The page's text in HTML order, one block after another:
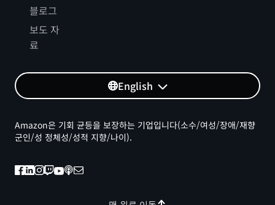
블로그
보도 자
료
English
Amazon은 기회 균등을 보장하는 기업입니다(소수/여성/장애/재향
군인/성 정체성/성적 지향/나이).